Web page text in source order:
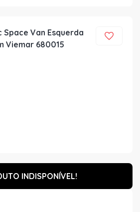
Van Esquerda
Viemar 680015
INDISPONÍVEL!